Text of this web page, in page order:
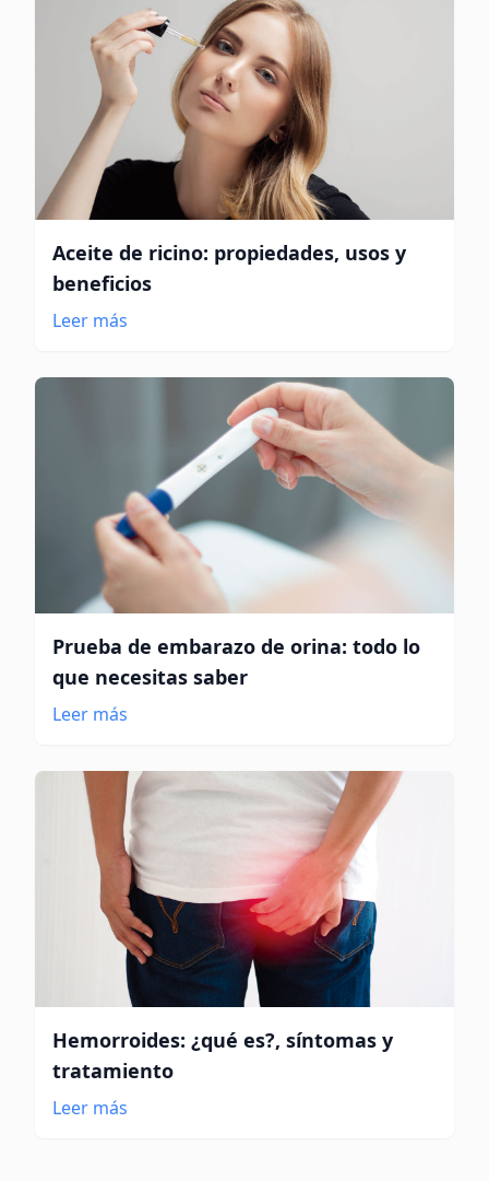
Aceite de ricino: propiedades, usos y
beneficios
Leer más
Prueba de embarazo de orina: todo lo
que necesitas saber
Leer más
Hemorroides: ¿qué es?, síntomas y
tratamiento
Leer más